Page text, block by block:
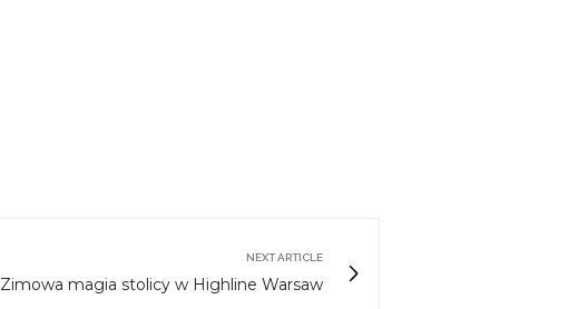
NEXT ARTICLE
Zimowa magia stolicy w Highline Warsaw